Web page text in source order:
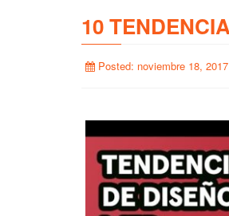
10
Posted: noviembre 18, 2017